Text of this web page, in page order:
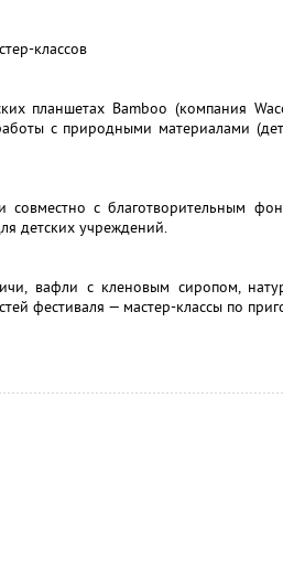
классов
планшетах Bamboo (компания
с природными материалами
совместно с благотворительным
детских учреждений.
вафли с кленовым сиропом,
фестиваля — мастер-классы по